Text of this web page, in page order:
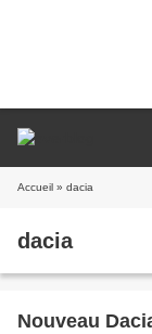
Accueil » dacia
dacia
Nouveau